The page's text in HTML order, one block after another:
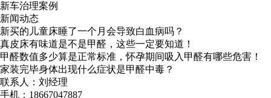
新车治理案例
新闻动态
新买的儿童床睡了一个月会导致白血病吗？
真皮床有味道是不是甲醛，这些一定要知道！
甲醛数值多少算是正常标准，怀孕期间吸入甲醛有哪些危害！
家装完毕身体出现什么症状是甲醛中毒？
联系人：刘经理
手机：18667047887